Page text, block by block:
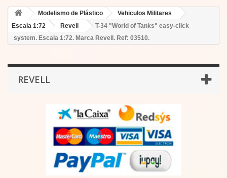
Modelismo de Plástico
Vehiculos Militares
Escala 1:72
Revell
T-34 "World of Tanks" easy-click
system. Escala 1:72. Marca Revell. Ref: 03510.
REVELL